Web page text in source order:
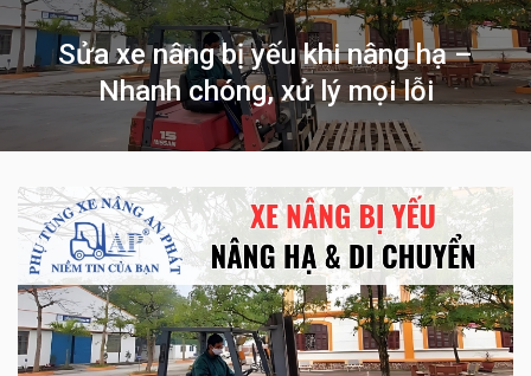
Sửa xe nâng bị yếu khi nâng hạ –
Nhanh chóng, xử lý mọi lỗi